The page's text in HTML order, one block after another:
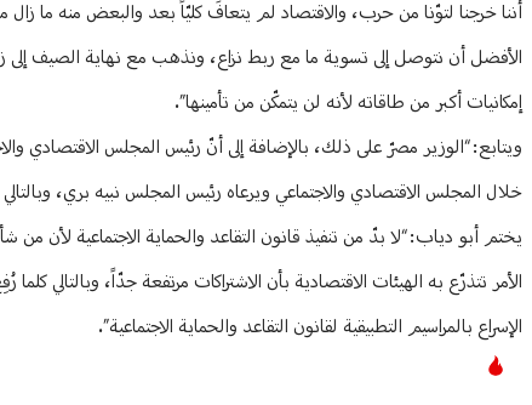
أننا خرجنا لتوّنا من حرب، والاقتصاد لم يتعافَ كليّاً بعد والبعض منه ما
الأفضل أن نتوصل إلى تسوية ما مع ربط نزاع، ونذهب مع نهاية الصيف إلى
إمكانيات أكبر من طاقاته لأنه لن يتمكّن من تأمينها”.
ويتابع: “الوزير مصرّ على ذلك، بالإضافة إلى أنّ رئيس المجلس الاقتصادي
خلال المجلس الاقتصادي والاجتماعي ويرعاه رئيس المجلس نبيه بري،
يختم أبو دياب: “لا بدّ من تنفيذ قانون التقاعد والحماية الاجتماعية لأن
الأمر تتذرّع به الهيئات الاقتصادية بأن الاشتراكات مرتفعة جدّاً، وبالتالي
الإسراع بالمراسيم التطبيقية لقانون التقاعد والحماية الاجتماعية”.